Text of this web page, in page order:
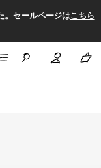
ールページはこちら